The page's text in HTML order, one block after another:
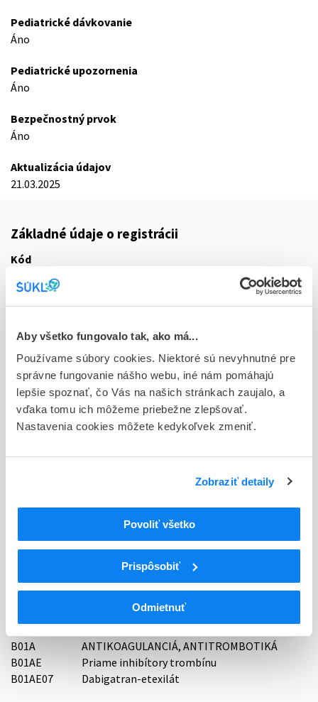
Aby všetko fungovalo tak, ako má...
Používame súbory cookies. Niektoré sú nevyhnutné pre
správne fungovanie nášho webu, iné nám pomáhajú
lepšie spoznať, čo Vás na našich stránkach zaujalo, a
vďaka tomu ich môžeme priebežne zlepšovať.
Nastavenia cookies môžete kedykoľvek zmeniť.
Zobraziť detaily
Povoliť všetko
Prispôsobiť
Odmietnuť
Pediatrické dávkovanie
Áno
Pediatrické upozornenia
Áno
Bezpečnostný prvok
Áno
Aktualizácia údajov
21.03.2025
Základné údaje o registrácii
Kód
Registračné číslo
Doplnok
cps dur 30x1x110 mg (blis.oPA/Al/PVC//Al - jednotk.bal.)
Stav
R - Aktuálna registrácia
G.L. Pharma GmbH, Rakúsko
Indikačná skupina
16 - ANTICOAGULANTIA (FIBRINOLYTICA, ANTIFIBRINOL.)
KRV A KRVOTVORNÉ ORGÁNY
B01A
ANTIKOAGULANCIÁ, ANTITROMBOTIKÁ
B01AE
Priame inhibítory trombínu
B01AE07
Dabigatran-etexilát